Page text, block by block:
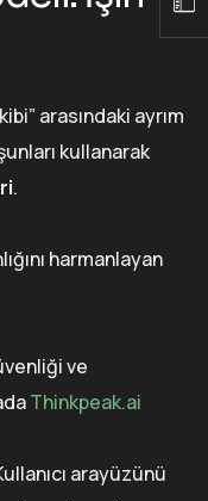
arasındaki ayrım
kullanarak
.
harmanlayan
ve
Thinkpeak.ai
arayüzünü